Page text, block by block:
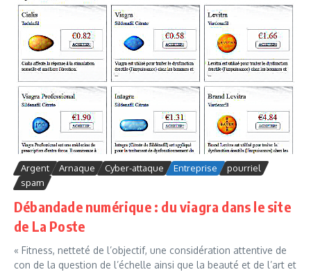
Argent Arnaque Cyber-attaque Entreprise
pourriel
spam
Débandade numérique : du viagra dans le site
de La Poste
« Fitness, netteté de l’objectif, une considération attentive de
con de la question de l’échelle ainsi que la beauté et de l’art et